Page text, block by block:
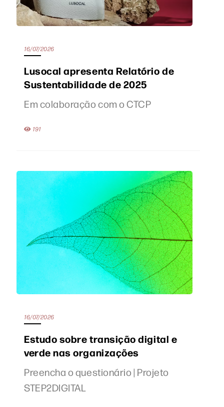
16/07/2026
Lusocal apresenta Relatório de
Sustentabilidade de 2025
Em colaboração com o CTCP
191
16/07/2026
Estudo sobre transição digital e
verde nas organizações
Preencha o questionário | Projeto
STEP2DIGITAL